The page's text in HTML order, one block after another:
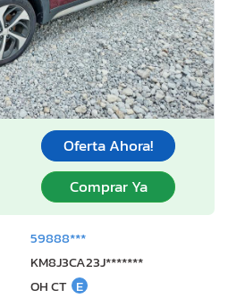
Oferta Ahora!
Comprar Ya
59888***
KM8J3CA23J*******
OH CT E